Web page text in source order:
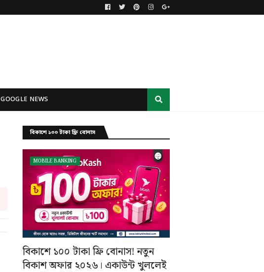
GOOGLE NEWS
বিকাশে ১০০ টাকা ফ্রি বোনাস
MOBILE BANKING
বিকাশে ১০০ টাকা ফ্রি বোনাস! নতুন
বিকাশ অফার ২০২৬। একাউন্ট খুললেই